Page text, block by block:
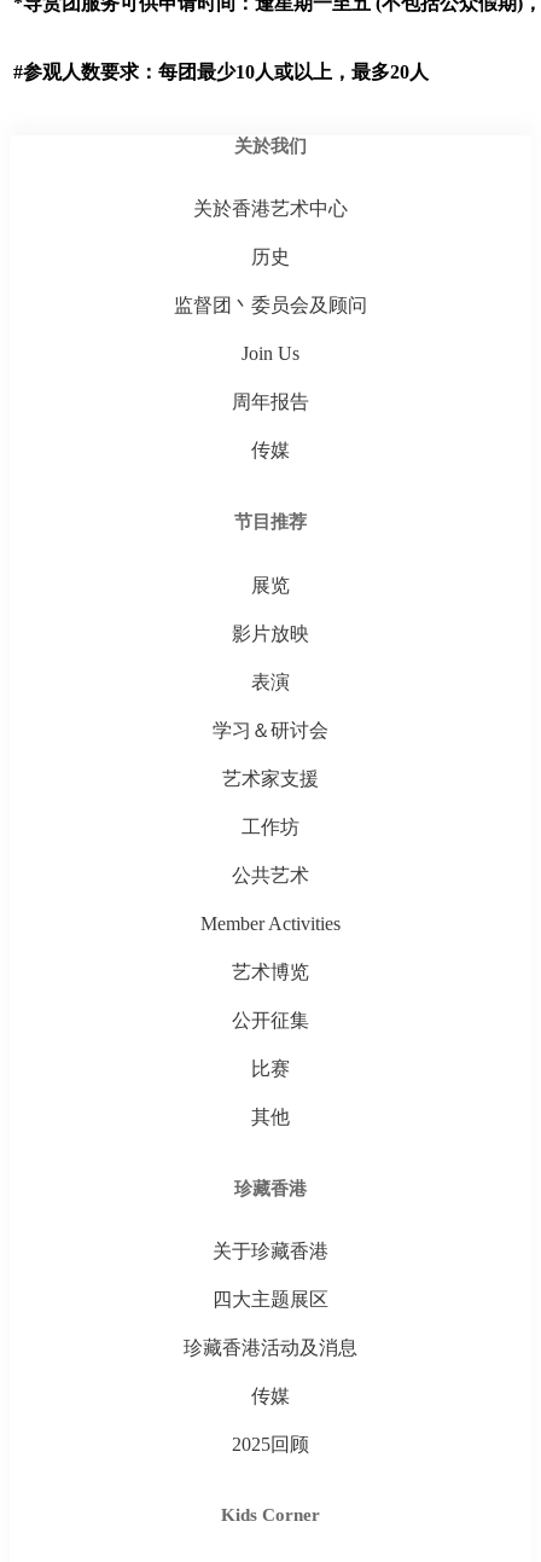
#参观人数要求：每团最少10人或以上，最多20人
关於我们
关於香港艺术中心
历史
监督团丶委员会及顾问
Join Us
周年报告
传媒
节目推荐
展览
影片放映
表演
学习＆研讨会
艺术家支援
工作坊
公共艺术
Member Activities
艺术博览
公开征集
比赛
其他
珍藏香港
关于珍藏香港
四大主题展区
珍藏香港活动及消息
传媒
2025回顾
Kids Corner